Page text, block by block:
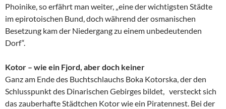
Phoinike, so erfährt man weiter, „eine der wichtigsten Städte
im epirotoischen Bund, doch während der osmanischen
Besetzung kam der Niedergang zu einem unbedeutenden
Dorf“.
Kotor – wie ein Fjord, aber doch keiner
Ganz am Ende des Buchtschlauchs Boka Kotorska, der den
Schlusspunkt des Dinarischen Gebirges bildet, versteckt sich
das zauberhafte Städtchen Kotor wie ein Piratennest. Bei der